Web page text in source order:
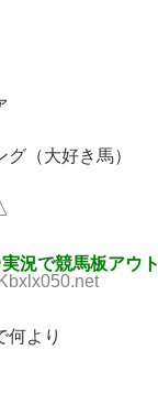
（大好き馬）
況で競馬板アウト
何より